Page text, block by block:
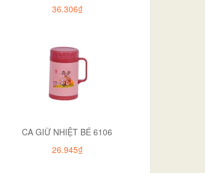
36.306₫
CA GIỮ NHIỆT BÉ 6106
26.945₫